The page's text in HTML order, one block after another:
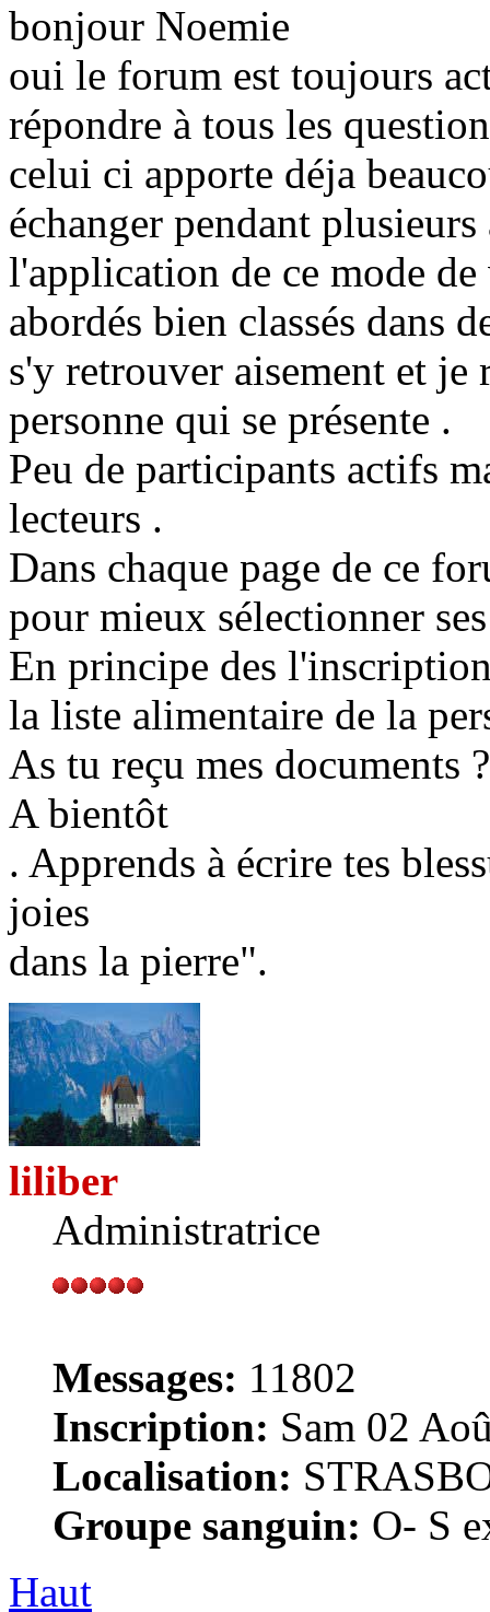
bonjour Noemie
oui le forum est toujours
répondre à tous les
celui ci apporte déja
échanger pendant
l'application de ce mode
abordés bien classés dans
s'y retrouver aisement et je
personne qui se présente .
Peu de participants actifs
lecteurs .
Dans chaque page de ce
pour mieux sélectionner
En principe des
la liste alimentaire de la
As tu reçu mes documents ?
A bientôt
. Apprends à écrire tes
joies
dans la pierre".
liliber
Administratrice
Messages: 11802
Inscription: Sam 02
Localisation:
Groupe sanguin: O- S
Haut